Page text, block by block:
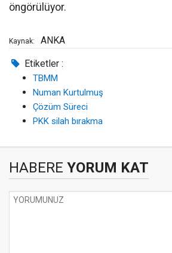
öngörülüyor.
Kaynak: ANKA
Etiketler :
TBMM
Numan Kurtulmuş
Çözüm Süreci
PKK silah bırakma
HABERE YORUM KAT